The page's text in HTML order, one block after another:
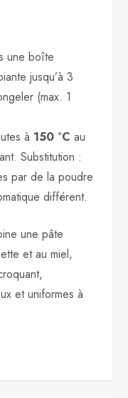
une boîte
jusqu’à 3
(max. 1
à 150 °C au
Substitution :
par de la poudre
différent.
une pâte
et au miel,
et uniformes à